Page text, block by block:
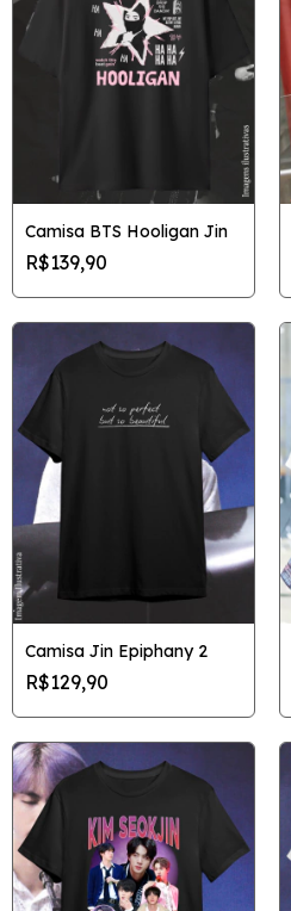
Camisa BTS Hooligan Jin
R$139,90
Camisa Jin Epiphany 2
R$129,90